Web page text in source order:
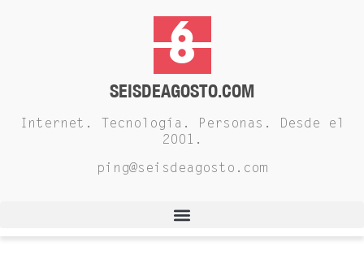
SEISDEAGOSTO.COM
Internet. Tecnología. Personas. Desde el
2001.
ping@seisdeagosto.com